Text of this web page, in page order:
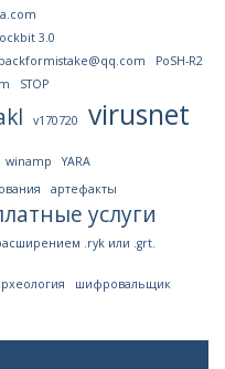
3.0
PoSH-R2
STOP
v170720 virusnet
winamp
YARA
артефакты
услуги
.ryk или .grt.
шифровальщик